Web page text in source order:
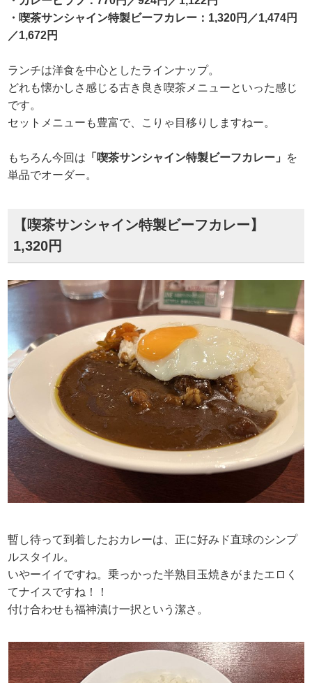
・喫茶サンシャイン特製ビーフカレー：1,320円／1,474円
／1,672円
ランチは洋食を中心としたラインナップ。
どれも懐かしさ感じる古き良き喫茶メニューといった感じ
です。
セットメニューも豊富で、こりゃ目移りしますねー。
もちろん今回は 「喫茶サンシャイン特製ビーフカレー」
を
単品でオーダー。
【喫茶サンシャイン特製ビーフカレー】
1,320円
暫し待って到着したおカレーは、正に好みド直球のシンプ
ルスタイル。
いやーイイですね。乗っかった半熟目玉焼きがまたエロく
てナイスですね！！
付け合わせも福神漬け一択という潔さ。